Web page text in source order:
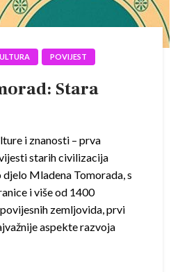
POVIJEST
Stara
i znanosti – prva
starih civilizacija
Mladena Tomorada, s
i više od 1400
zemljovida, prvi
aspekte razvoja